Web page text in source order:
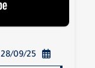
28/09/25